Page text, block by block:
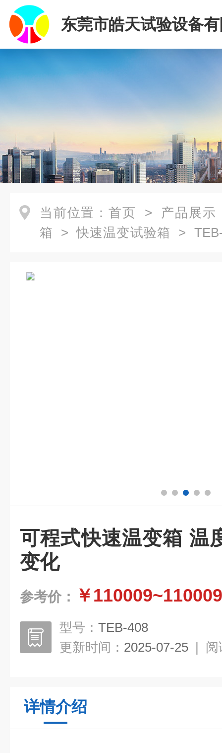
东莞市皓天试验设备
当前位置： 首页 > 产品展示
箱 >快速温变试验箱 >
可程式快速温变箱 温
变化
参考价： ￥110009~110009
型号： TEB-408
更新时间： 2025-07-25 | 阅
详情介绍